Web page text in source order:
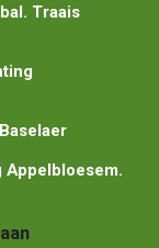
Traais